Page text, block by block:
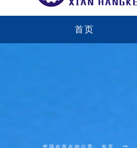
首页
您现在所在的位置: 首页